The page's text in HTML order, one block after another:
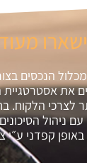
הנכסים
את
לצרכי הלקוח.
ניהול
קפדני ע״י